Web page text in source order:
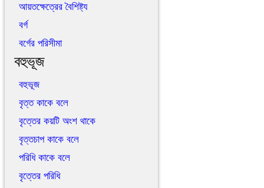
আয়তক্ষেত্রের বৈশিষ্ট্য
বর্গ
বর্গের পরিসীমা
বহুভূজ
বহুভূজ
বৃত্ত কাকে বলে
বৃত্তের কয়টি অংশ থাকে
বৃত্তচাপ কাকে বলে
পরিধি কাকে বলে
বৃত্তের পরিধি